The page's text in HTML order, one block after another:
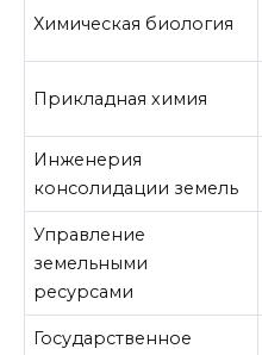
Химическая биология
Прикладная химия
Инженерия
консолидации земель
Управление
земельными
ресурсами
Государственное